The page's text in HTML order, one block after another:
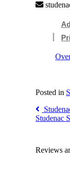
Posted in
Studenac
Reviews